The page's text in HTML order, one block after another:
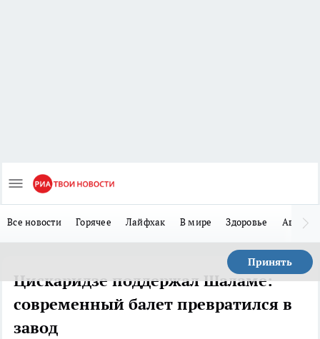
Все новости Горячее Лайфхак В мире Здоровье Авто
Принять
Цискаридзе поддержал Шаламе:
современный балет превратился в
завод